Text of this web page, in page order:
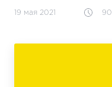
19 мая 2021